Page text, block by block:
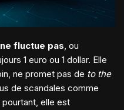
ne fluctue pas, ou
1 euro ou 1 dollar. Elle
ne promet pas de to the
de scandales comme
elle est